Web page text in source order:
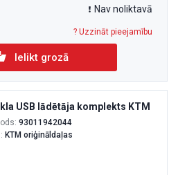
Nav noliktavā
? Uzzināt pieejamību
Ielikt grozā
USB lādētāja komplekts KTM
93011942044
KTM oriģināldaļas